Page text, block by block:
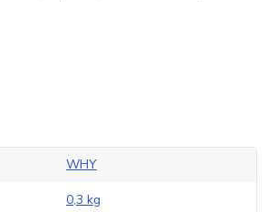
WHY
0,3 kg